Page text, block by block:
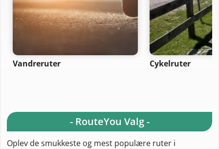
Vandreruter Cykelruter
- RouteYou Valg -
Oplev de smukkeste og mest populære ruter i